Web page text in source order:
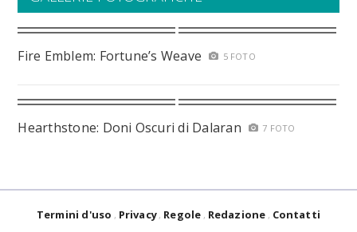
Fire Emblem: Fortune’s Weave 5 FOTO
Hearthstone: Doni Oscuri di Dalaran 7 FOTO
Termini d'uso Privacy Regole Redazione Contatti